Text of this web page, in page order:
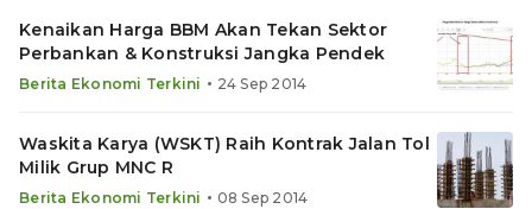
Kenaikan Harga BBM Akan Tekan Sektor
Perbankan & Konstruksi Jangka Pendek
Berita Ekonomi Terkini • 24 Sep 2014
Waskita Karya (WSKT) Raih Kontrak Jalan Tol
Milik Grup MNC R
Berita Ekonomi Terkini • 08 Sep 2014